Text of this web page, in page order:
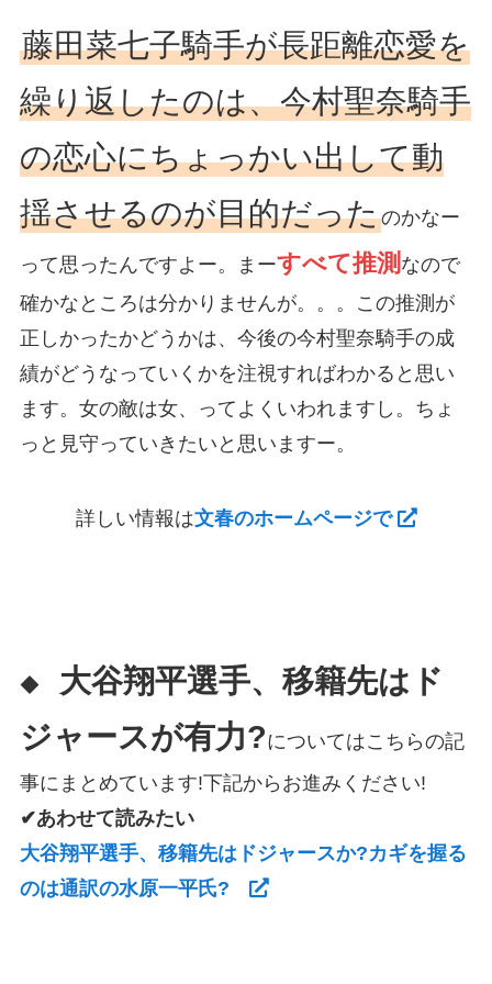
藤田菜七子騎手が長距離恋愛を
繰り返したのは、今村聖奈騎手
の恋心にちょっかい出して動
揺させるのが目的だったのかなー
って思ったんですよー。まーすべて推測 なので
確かなところは分かりませんが。。。この推測が
正しかったかどうかは、今後の今村聖奈騎手の成
績がどうなっていくかを注視すればわかると思い
ます。女の敵は女、ってよくいわれますし。ちょ
っと見守っていきたいと思いますー。
詳しい情報は文春のホームページで
◆
大谷翔平選手、移籍先はド
ジャースが有力?についてはこちらの記
事にまとめています!下記からお進みください!
✔あわせて読みたい
大谷翔平選手、移籍先はドジャースか?カギを握る
のは通訳の水原一平氏?